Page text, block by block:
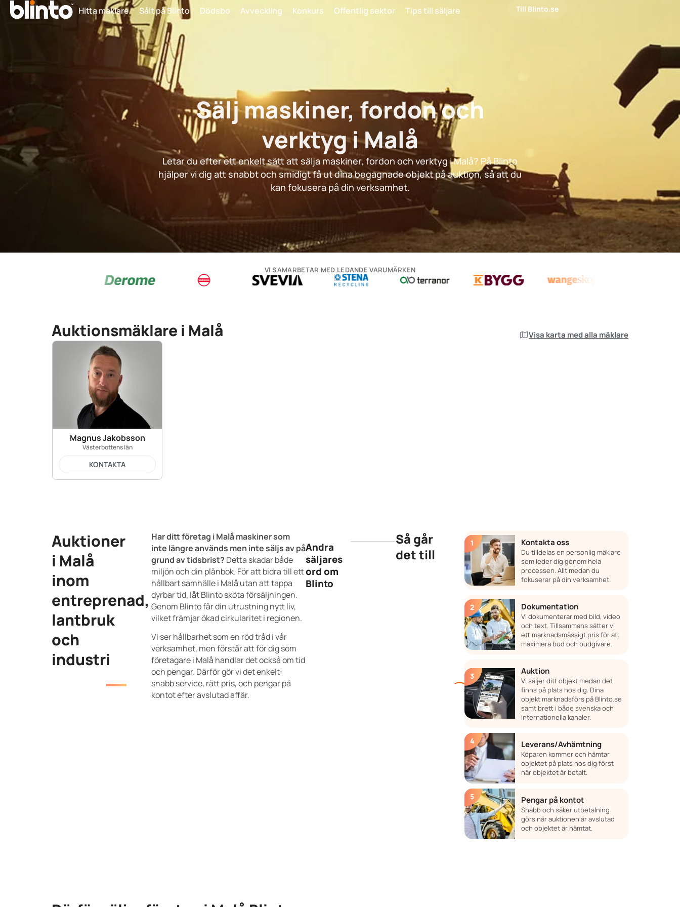
Hitta mäklare Sålt på Blinto Dödsbo Avveckling Konkurs Offentlig sektor Tips till säljare Till Blinto.se
Sälj maskiner, fordon och
verktyg i Malå
Letar du efter ett enkelt sätt att sälja maskiner, fordon och verktyg i Malå? På Blinto
hjälper vi dig att snabbt och smidigt få ut dina begagnade objekt på auktion, så att du
kan fokusera på din verksamhet.
VI SAMARBETAR MED LEDANDE VARUMÄRKEN
Auktionsmäklare i Malå Visa karta med alla mäklare
Magnus Jakobsson
Västerbottens län
KONTAKTA
Auktioner
i Malå
inom
entreprenad,
lantbruk
och
industri
Har ditt företag i Malå maskiner som
inte längre används men inte säljs av på
grund av tidsbrist? Detta skadar både
miljön och din plånbok. För att bidra till ett
hållbart samhälle i Malå utan att tappa
dyrbar tid, låt Blinto sköta försäljningen.
Genom Blinto får din utrustning nytt liv,
vilket främjar ökad cirkularitet i regionen.
Vi ser hållbarhet som en röd tråd i vår
verksamhet, men förstår att för dig som
företagare i Malå handlar det också om tid
och pengar. Därför gör vi det enkelt:
snabb service, rätt pris, och pengar på
kontot efter avslutad affär.
Andra
säljares
ord om
Blinto
Så går
det till
Kontakta oss
Du tilldelas en personlig mäklare
som leder dig genom hela
processen. Allt medan du
fokuserar på din verksamhet.
Dokumentation
Vi dokumenterar med bild, video
och text. Tillsammans sätter vi
ett marknadsmässigt pris för att
maximera bud och budgivare.
Auktion
Vi säljer ditt objekt medan det
finns på plats hos dig. Dina
objekt marknadsförs på Blinto.se
samt brett i både svenska och
internationella kanaler.
Leverans/Avhämtning
Köparen kommer och hämtar
objektet på plats hos dig först
när objektet är betalt.
Pengar på kontot
Snabb och säker utbetalning
görs när auktionen är avslutad
och objektet är hämtat.